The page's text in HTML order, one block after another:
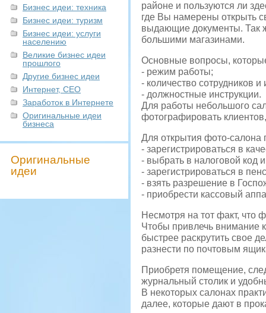
Бизнес идеи: техника
Бизнес идеи: туризм
Бизнес идеи: услуги
населению
Великие бизнес идеи
прошлого
Другие бизнес идеи
Интернет, СЕО
Заработок в Интернете
Оригинальные идеи
бизнеса
Оригинальные
идеи
районе и пользуются ли
где Вы намерены открыть
выдающие документы. Так
большими магазинами.
Основные вопросы,
- режим работы;
- количество сотрудников и
- должностные инструкции.
Для работы небольшого
фотографировать
Для открытия фото-салона
- зарегистрироваться в
- выбрать в налоговой код и
- зарегистрироваться в
- взять разрешение в
- приобрести кассовый
Несмотря на тот факт, что
Чтобы привлечь внимание
быстрее раскрутить свое
разнести по почтовым
Приобретя помещение,
журнальный столик и
В некоторых салонах
далее, которые дают в